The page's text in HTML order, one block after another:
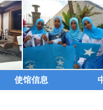
使馆信息